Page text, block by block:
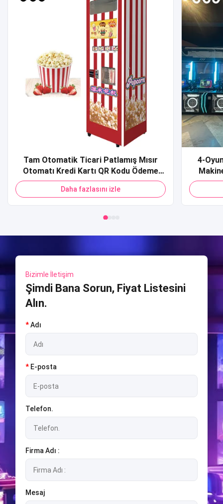
Tam Otomatik Ticari Patlamış Mısır
Otomatı Kredi Kartı QR Kodu Ödeme
Alışveriş Merkezi için Patlamış Mısır
Otomatı
Daha fazlasını izle
4-
Spor
Bizimle İletişim
Şimdi Bana Sorun, Fiyat Listesini
Alın.
*Adı
* E-posta
Telefon.
Firma Adı :
Mesaj